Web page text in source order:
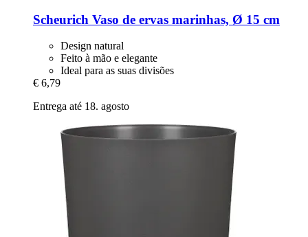
Scheurich Vaso de ervas marinhas, Ø 15 cm
Design natural
Feito à mão e elegante
Ideal para as suas divisões
€ 6,79
Entrega até 18. agosto